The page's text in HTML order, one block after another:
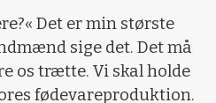
Det er min største
sige det. Det må
os trætte. Vi skal holde
fødevareproduktion.